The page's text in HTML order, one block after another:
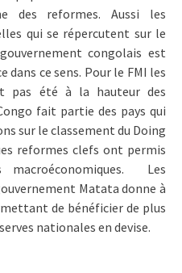
des reformes. Aussi les
qui se répercutent sur le
congolais est
dans ce sens. Pour le FMI les
pas été à la hauteur des
fait partie des pays qui
sur le classement du Doing
reformes clefs ont permis
macroéconomiques. Les
Matata donne à
de bénéficier de plus
nationales en devise.